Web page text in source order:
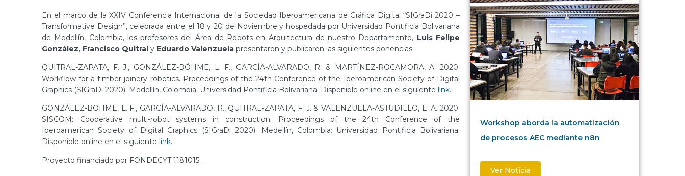
En el marco de la XXIV Conferencia Internacional de la Sociedad Iberoamericana de Gráfica Digital “SIGraDi 2020 –
Transformative Design”, celebrada entre el 18 y 20 de Noviembre y hospedada por Universidad Pontificia Bolivariana
de Medellín, Colombia, los profesores del Área de Robots en Arquitectura de nuestro Departamento, Luis Felipe
González, Francisco Quitral y Eduardo Valenzuela presentaron y publicaron las siguientes ponencias:
QUITRAL-ZAPATA, F. J., GONZÁLEZ-BÖHME, L. F., GARCÍA-ALVARADO, R. & MARTÍNEZ-ROCAMORA, A. 2020.
Workflow for a timber joinery robotics. Proceedings of the 24th Conference of the Iberoamerican Society of Digital
Graphics (SIGraDi 2020). Medellín, Colombia: Universidad Pontificia Bolivariana. Disponible online en el siguiente link.
GONZÁLEZ-BÖHME, L. F., GARCÍA-ALVARADO, R., QUITRAL-ZAPATA, F. J. & VALENZUELA-ASTUDILLO, E. A. 2020.
SISCOM: Cooperative multi-robot systems in construction. Proceedings of the 24th Conference of the
Iberoamerican Society of Digital Graphics (SIGraDi 2020). Medellín, Colombia: Universidad Pontificia Bolivariana.
Disponible online en el siguiente link.
Proyecto financiado por FONDECYT 1181015.
Workshop aborda la automatización
de procesos AEC mediante n8n
Ver Noticia